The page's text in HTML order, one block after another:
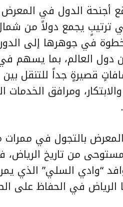
أجنحة الدول في
يجمع دولاً من شمال
في جوهرها إلى
دول العالم، بما يسهم
قصيرةٍ جداً للتنقل بين
ومرافق الخدمات
بالتجول في ممرات
من تاريخ
“وادي السلي” الذي
الرياض في الحفاظ على